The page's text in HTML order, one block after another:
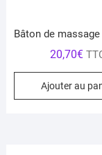
Bâton de
20,70€
Ajouter au